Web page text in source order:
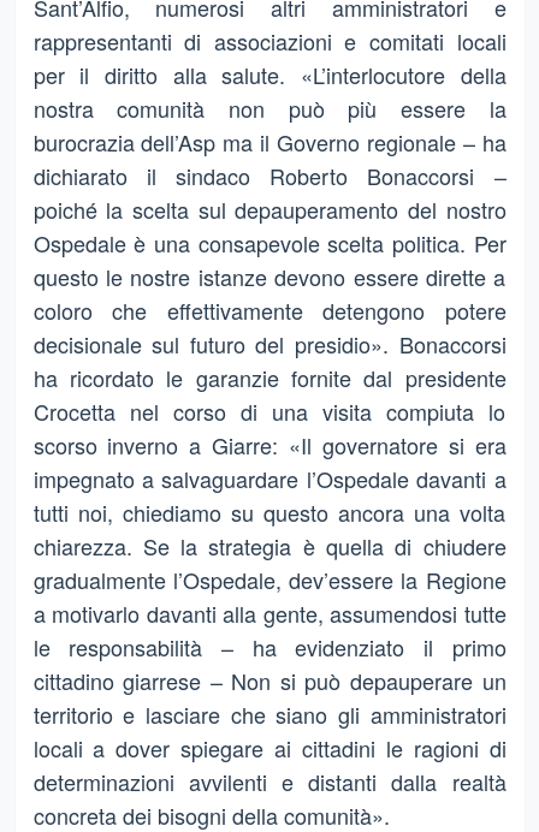
Sant’Alfio, numerosi altri amministratori e
rappresentanti di associazioni e comitati locali
per il diritto alla salute. «L’interlocutore della
nostra comunità non può più essere la
burocrazia dell’Asp ma il Governo regionale – ha
dichiarato il sindaco Roberto Bonaccorsi –
poiché la scelta sul depauperamento del nostro
Ospedale è una consapevole scelta politica. Per
questo le nostre istanze devono essere dirette a
coloro che effettivamente detengono potere
decisionale sul futuro del presidio». Bonaccorsi
ha ricordato le garanzie fornite dal presidente
Crocetta nel corso di una visita compiuta lo
scorso inverno a Giarre: «Il governatore si era
impegnato a salvaguardare l’Ospedale davanti a
tutti noi, chiediamo su questo ancora una volta
chiarezza. Se la strategia è quella di chiudere
gradualmente l’Ospedale, dev’essere la Regione
a motivarlo davanti alla gente, assumendosi tutte
le responsabilità – ha evidenziato il primo
cittadino giarrese – Non si può depauperare un
territorio e lasciare che siano gli amministratori
locali a dover spiegare ai cittadini le ragioni di
determinazioni avvilenti e distanti dalla realtà
concreta dei bisogni della comunità».